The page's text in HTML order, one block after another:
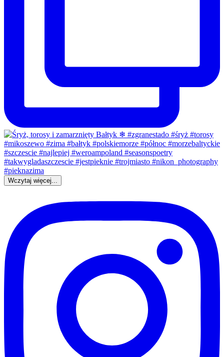
Wczytaj więcej...